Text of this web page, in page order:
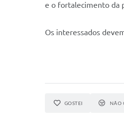
e o fortalecimento da
Os interessados
GOSTEI NÃO